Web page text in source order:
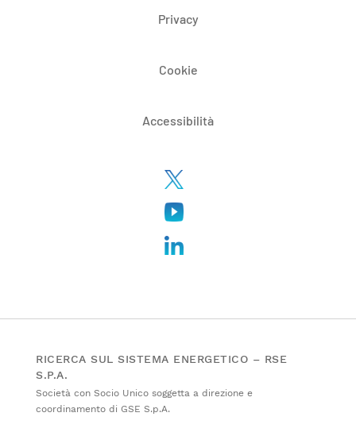
Privacy
Cookie
Accessibilità
RICERCA SUL SISTEMA ENERGETICO – RSE
S.P.A.
Società con Socio Unico soggetta a direzione e
coordinamento di GSE S.p.A.